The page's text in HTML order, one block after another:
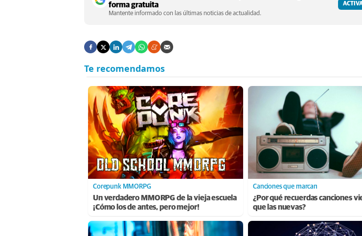
forma gratuita
Mantente informado con las últimas noticias de actualidad.
Corepunk MMORPG
Un verdadero MMORPG de la vieja escuela
¡Cómo los de antes, pero mejor!
Canciones que marcan
¿Por qué recuerdas canciones
que las nuevas?